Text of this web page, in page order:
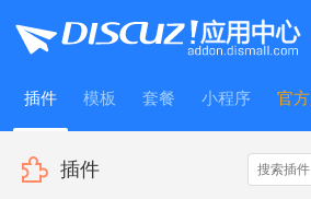
插件 模板 套餐 小程序 官
WitFrame
插件